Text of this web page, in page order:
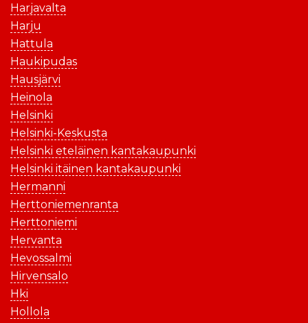
Harjavalta
Harju
Hattula
Haukipudas
Hausjärvi
Heinola
Helsinki
Helsinki-Keskusta
Helsinki eteläinen kantakaupunki
Helsinki itäinen kantakaupunki
Hermanni
Herttoniemenranta
Herttoniemi
Hervanta
Hevossalmi
Hirvensalo
Hki
Hollola